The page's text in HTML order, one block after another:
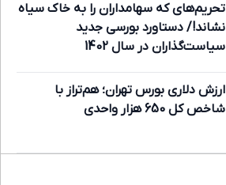
تحریم‌های که سهامداران را به خاک سیاه
نشاند!/ دستاورد بورسی جدید
سیاست‌گذاران در سال 1402
ارزش دلاری بورس تهران؛ هم‌تراز با
شاخص کل 650 هزار واحدی